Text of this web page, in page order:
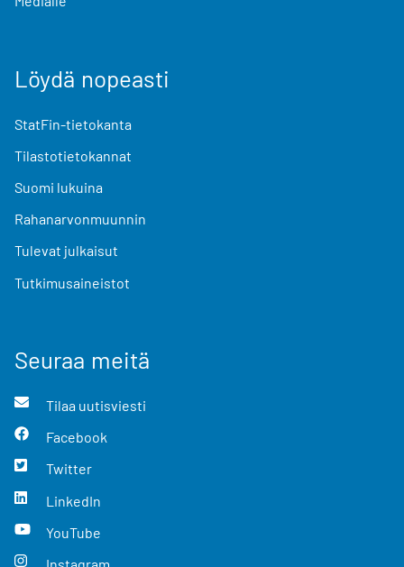
Löydä nopeasti
StatFin-tietokanta
Tilastotietokannat
Suomi lukuina
Rahanarvonmuunnin
Tulevat julkaisut
Tutkimusaineistot
Seuraa meitä
Tilaa uutisviesti
Facebook
Twitter
LinkedIn
YouTube